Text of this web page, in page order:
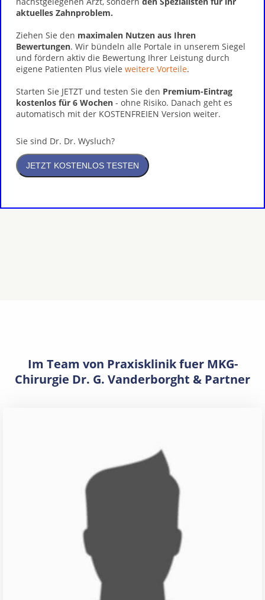
aktuelles Zahnproblem.
Ziehen Sie den maximalen Nutzen aus Ihren
Bewertungen. Wir bündeln alle Portale in unserem Siegel
und fördern aktiv die Bewertung Ihrer Leistung durch
eigene Patienten Plus viele weitere Vorteile.
Starten Sie JETZT und testen Sie den Premium-Eintrag
kostenlos für 6 Wochen - ohne Risiko. Danach geht es
automatisch mit der KOSTENFREIEN Version weiter.
Sie sind Dr. Dr. Wysluch?
Im Team von Praxisklinik fuer MKG-
Chirurgie Dr. G. Vanderborght & Partner